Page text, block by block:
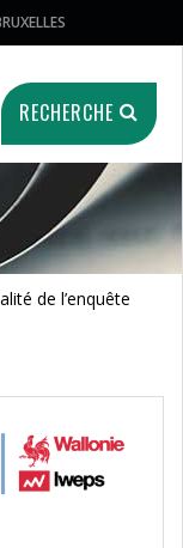
RECHERCHE
de l’enquête